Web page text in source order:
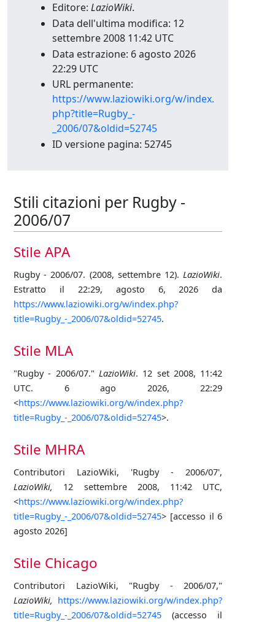
Editore: LazioWiki.
Data dell'ultima modifica: 12
settembre 2008 11:42 UTC
Data estrazione: 6 agosto 2026
22:29 UTC
URL permanente:
https://www.laziowiki.org/w/index.
php?title=Rugby_-
_2006/07&oldid=52745
ID versione pagina: 52745
Stili citazioni per Rugby -
2006/07
Stile APA
Rugby - 2006/07. (2008, settembre 12).LazioWiki.
Estratto il 22:29, agosto 6, 2026 da
https://www.laziowiki.org/w/index.php?
title=Rugby_-_2006/07&oldid=52745.
Stile MLA
"Rugby - 2006/07."LazioWiki. 12 set 2008, 11:42
UTC. 6 ago 2026, 22:29
<https://www.laziowiki.org/w/index.php?
title=Rugby_-_2006/07&oldid=52745>.
Stile MHRA
Contributori LazioWiki, 'Rugby - 2006/07',
LazioWiki, 12 settembre 2008, 11:42 UTC,
<https://www.laziowiki.org/w/index.php?
title=Rugby_-_2006/07&oldid=52745> [accesso il 6
agosto 2026]
Stile Chicago
Contributori LazioWiki, "Rugby - 2006/07,"
LazioWiki, https://www.laziowiki.org/w/index.php?
title=Rugby_-_2006/07&oldid=52745 (accesso il